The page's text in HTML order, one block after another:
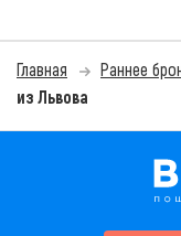
Главная Раннее
из Львова